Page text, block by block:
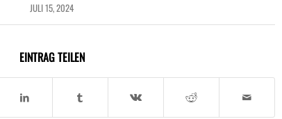
JULI 15, 2024
EINTRAG TEILEN